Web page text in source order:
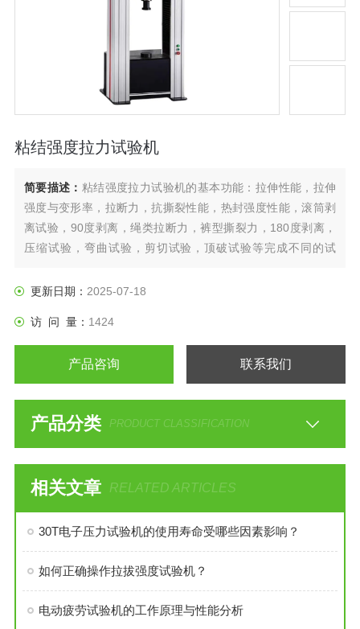
粘结强度拉力试验机
简要描述： 粘结强度拉力试验机的基本功能：拉伸性能，拉伸
强度与变形率，拉断力，抗撕裂性能，热封强度性能，滚筒剥
离试验，90度剥离，绳类拉断力，裤型撕裂力，180度剥离，
压缩试验，弯曲试验，剪切试验，顶破试验等完成不同的试
更新日期： 2025-07-18
访 问 量： 1424
产品咨询 联系我们
产品分类 PRODUCT CLASSIFICATION
相关文章 RELATED ARTICLES
30T电子压力试验机的使用寿命受哪些因素影响？
如何正确操作拉拔强度试验机？
电动疲劳试验机的工作原理与性能分析